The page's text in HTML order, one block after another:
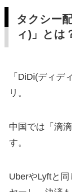
タクシー
ィ)」とは
「DiDi(ディデ
リ。
中国では「 滴
す。
UberやLyftと